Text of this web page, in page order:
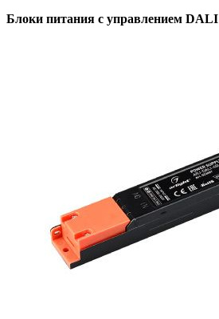
Блоки питания с управлением DALI